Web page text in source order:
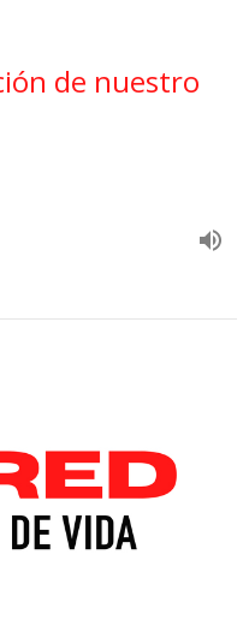
de nuestro